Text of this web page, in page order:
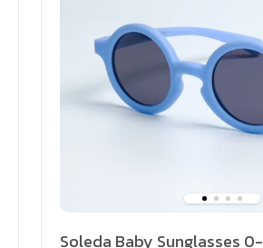
Soleda Baby Sunglasses